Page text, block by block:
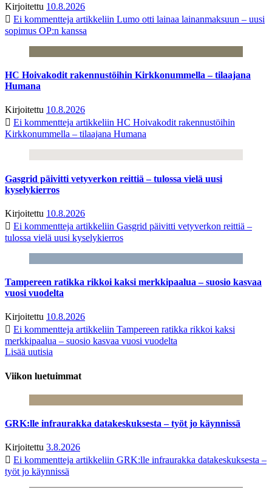
Kirjoitettu 10.8.2026
Ei kommentteja artikkeliin Lumo otti lainaa lainanmaksuun – uusi
sopimus OP:n kanssa
HC Hoivakodit rakennustöihin Kirkkonummella – tilaajana
Humana
Kirjoitettu 10.8.2026
Ei kommentteja artikkeliin HC Hoivakodit rakennustöihin
Kirkkonummella – tilaajana Humana
Gasgrid päivitti vetyverkon reittiä – tulossa vielä uusi
kyselykierros
Kirjoitettu 10.8.2026
Ei kommentteja artikkeliin Gasgrid päivitti vetyverkon reittiä –
tulossa vielä uusi kyselykierros
Tampereen ratikka rikkoi kaksi merkkipaalua – suosio kasvaa
vuosi vuodelta
Kirjoitettu 10.8.2026
Ei kommentteja artikkeliin Tampereen ratikka rikkoi kaksi
merkkipaalua – suosio kasvaa vuosi vuodelta
Lisää uutisia
Viikon luetuimmat
GRK:lle infraurakka datakeskuksesta – työt jo käynnissä
Kirjoitettu 3.8.2026
Ei kommentteja artikkeliin GRK:lle infraurakka datakeskuksesta –
työt jo käynnissä